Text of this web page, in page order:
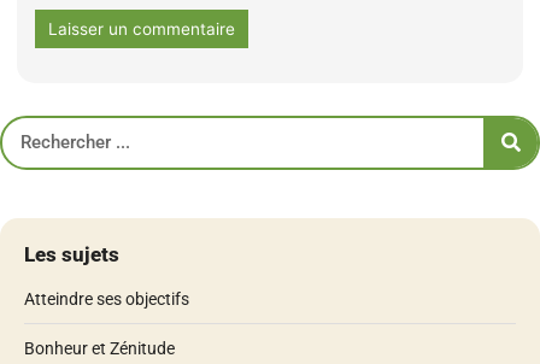
Les sujets
Atteindre ses objectifs
Bonheur et Zénitude